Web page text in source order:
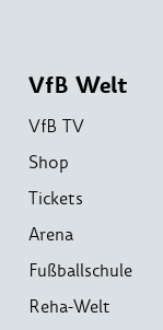
VfB Welt
VfB TV
Shop
Tickets
Arena
Fußballschule
Reha-Welt